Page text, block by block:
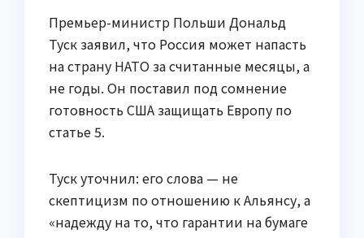
Премьер-министр Польши Дональд
Туск заявил, что Россия может напасть
на страну НАТО за считанные месяцы, а
не годы. Он поставил под сомнение
готовность США защищать Европу по
статье 5.
Туск уточнил: его слова — не
скептицизм по отношению к Альянсу, а
«надежду на то, что гарантии на бумаге